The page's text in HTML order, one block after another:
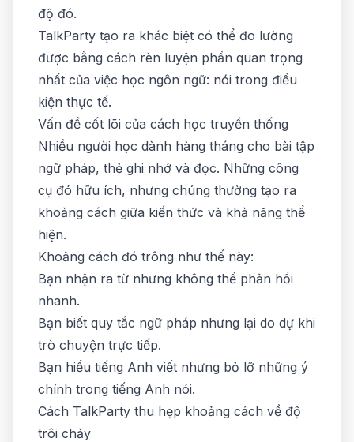
độ đó.
TalkParty tạo ra khác biệt có thể đo lường
được bằng cách rèn luyện phần quan trọng
nhất của việc học ngôn ngữ: nói trong điều
kiện thực tế.
Vấn đề cốt lõi của cách học truyền thống
Nhiều người học dành hàng tháng cho bài tập
ngữ pháp, thẻ ghi nhớ và đọc. Những công
cụ đó hữu ích, nhưng chúng thường tạo ra
khoảng cách giữa kiến thức và khả năng thể
hiện.
Khoảng cách đó trông như thế này:
Bạn nhận ra từ nhưng không thể phản hồi
nhanh.
Bạn biết quy tắc ngữ pháp nhưng lại do dự khi
trò chuyện trực tiếp.
Bạn hiểu tiếng Anh viết nhưng bỏ lỡ những ý
chính trong tiếng Anh nói.
Cách TalkParty thu hẹp khoảng cách về độ
trôi chảy